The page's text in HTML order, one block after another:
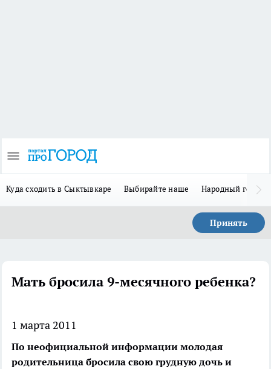
Куда сходить в Сыктывкаре Выбирайте наше Народный герой
Принять
Мать бросила 9-месячного ребенка?
1 марта 2011
По неофициальной информации молодая
родительница бросила свою грудную дочь и